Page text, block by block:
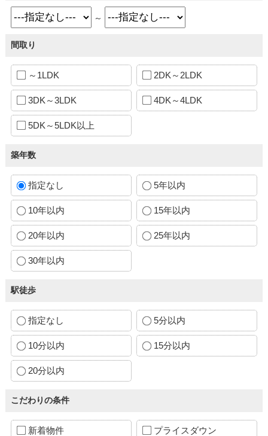
～
間取り
～1LDK 2DK～2LDK
3DK～3LDK 4DK～4LDK
5DK～5LDK以上
築年数
指定なし 5年以内
10年以内 15年以内
20年以内 25年以内
30年以内
駅徒歩
指定なし 5分以内
10分以内 15分以内
20分以内
こだわりの条件
新着物件 プライスダウン